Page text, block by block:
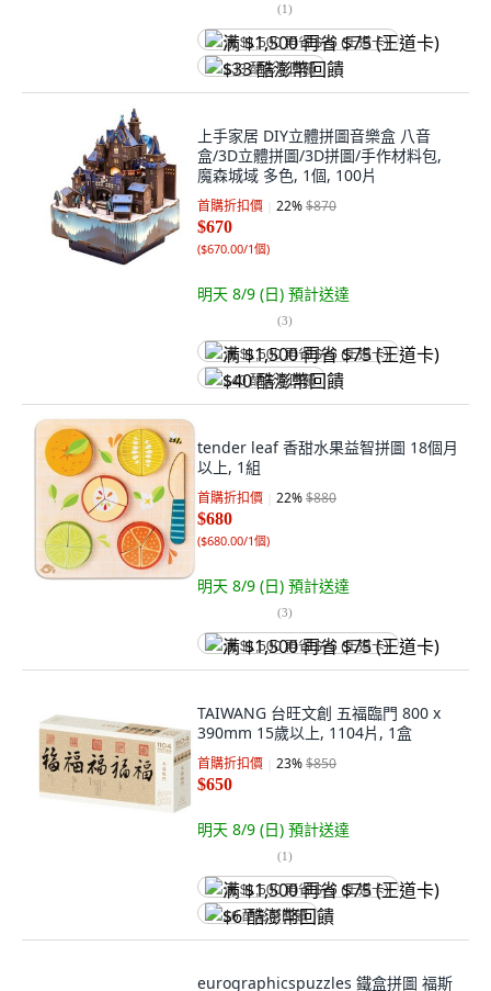
(1)
满 $1,500 再省 $75 (王道卡)
$33 酷澎幣回饋
上手家居 DIY立體拼圖音樂盒 八音
盒/3D立體拼圖/3D拼圖/手作材料包,
魔森城域 多色, 1個, 100片
首購折扣價 22%$870
$670
($670.00/1個)
明天 8/9 (日) 預計送達
(3)
满 $1,500 再省 $75 (王道卡)
$40 酷澎幣回饋
tender leaf 香甜水果益智拼圖 18個月
以上, 1組
首購折扣價 22%$880
$680
($680.00/1個)
明天 8/9 (日) 預計送達
(3)
满 $1,500 再省 $75 (王道卡)
TAIWANG 台旺文創 五福臨門 800 x
390mm 15歲以上, 1104片, 1盒
首購折扣價 23%$850
$650
明天 8/9 (日) 預計送達
(1)
满 $1,500 再省 $75 (王道卡)
$6 酷澎幣回饋
eurographicspuzzles 鐵盒拼圖 福斯